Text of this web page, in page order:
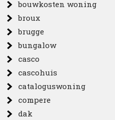
bouwkosten woning
broux
brugge
bungalow
casco
cascohuis
cataloguswoning
compere
dak